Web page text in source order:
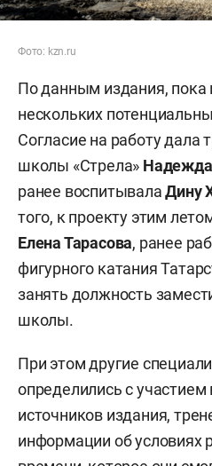
Фото: kzn.ru
По данным издания, пока
нескольких
Согласие на работу дала
школы «Стрела»
ранее воспитывалаДину
того, к проекту этим
Елена Тарасова, ранее
фигурного катания
занять должность
школы.
При этом другие
определились с
источников издания,
информации об условиях